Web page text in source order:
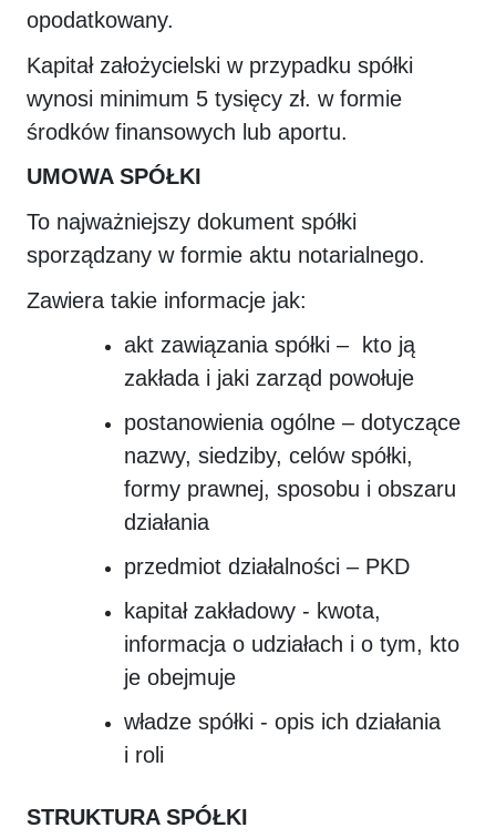
opodatkowany.
Kapitał założycielski w przypadku spółki
wynosi minimum 5 tysięcy zł. w formie
środków finansowych lub aportu.
UMOWA SPÓŁKI
To najważniejszy dokument spółki
sporządzany w formie aktu notarialnego.
Zawiera takie informacje jak:
akt zawiązania spółki – kto ją
zakłada i jaki zarząd powołuje
postanowienia ogólne – dotyczące
nazwy, siedziby, celów spółki,
formy prawnej, sposobu i obszaru
działania
przedmiot działalności – PKD
kapitał zakładowy - kwota,
informacja o udziałach i o tym, kto
je obejmuje
władze spółki - opis ich działania
i roli
STRUKTURA SPÓŁKI